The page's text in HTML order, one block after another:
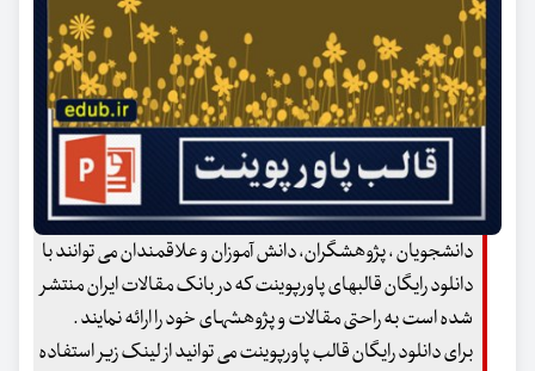
دانشجویان ، پژوهشگران، دانش آموزان و علاقمندان می توانند با
دانلود رایگان قالبهای پاورپوینت که در بانک مقالات ایران منتشر
شده است به راحتی مقالات و پژوهشهای خود را ارائه نمایند .
برای دانلود رایگان قالب پاورپوینت می توانید از لینک زیر استفاده